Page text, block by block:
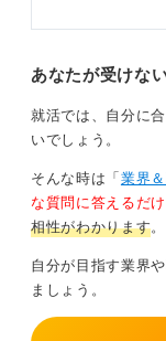
あなたが受けな
就活では、自分に
いでしょう。
そんな時は「 業界
な質問に答えるだけ
相性がわかります。
自分が目指す業界
ましょう。